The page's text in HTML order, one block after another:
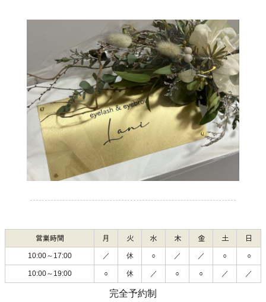
営業時間 月 火 水 木 金 土 日
10:00～17:00 ／ 休 ○ ／ ／ ○ ○
10:00～19:00 ○ 休 ／ ○ ○ ／ ／
完全予約制